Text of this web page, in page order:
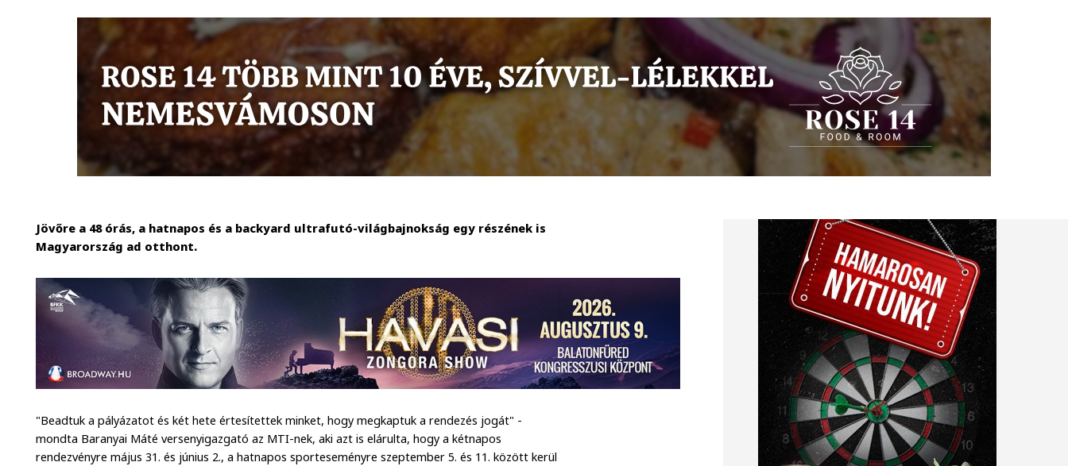
Jövőre a 48 órás, a hatnapos és a backyard ultrafutó-világbajnokság egy részének is
Magyarország ad otthont.
"Beadtuk a pályázatot és két hete értesítettek minket, hogy megkaptuk a rendezés jogát" -
mondta Baranyai Máté versenyigazgató az MTI-nek, aki azt is elárulta, hogy a kétnapos
rendezvényre május 31. és június 2., a hatnapos sporteseményre szeptember 5. és 11. között kerül